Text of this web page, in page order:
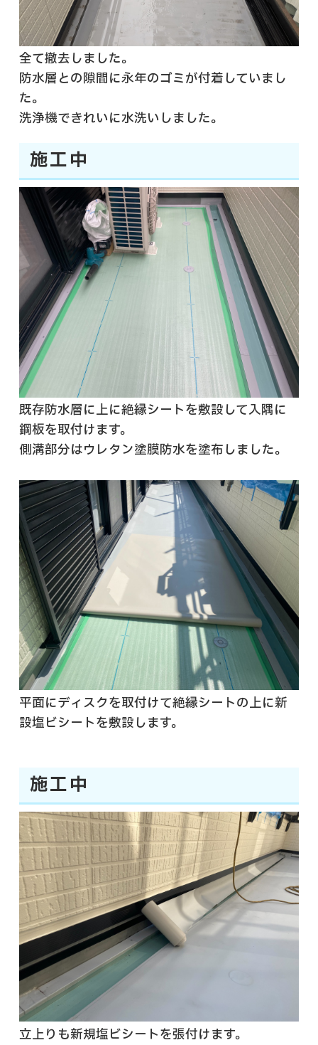
全て撤去しました。
防水層との隙間に永年のゴミが付着していまし
た。
洗浄機できれいに水洗いしました。
施工中
既存防水層に上に絶縁シートを敷設して入隅に
鋼板を取付けます。
側溝部分はウレタン塗膜防水を塗布しました。
平面にディスクを取付けて絶縁シートの上に新
設塩ビシートを敷設します。
施工中
立上りも新規塩ビシートを張付けます。